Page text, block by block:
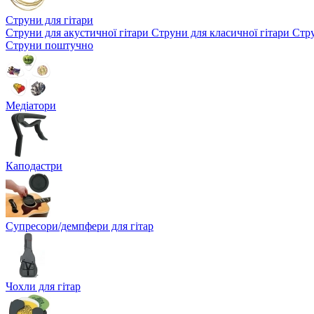
Струни для гітари
Струни для акустичної гітари Струни для класичної гітари
Струни поштучно
Медіатори
Каподастри
Супресори/демпфери для гітар
Чохли для гітар